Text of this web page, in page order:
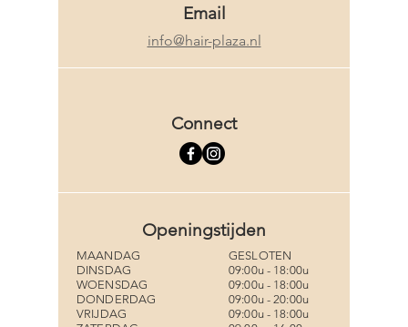
Email
info@hair-plaza.nl
Connect
Openingstijden
MAANDAG
DINSDAG
WOENSDAG
DONDERDAG
VRIJDAG
GESLOTEN
09:00u - 18:00u
09:00u - 18:00u
09:00u - 20:00u
09:00u - 18:00u